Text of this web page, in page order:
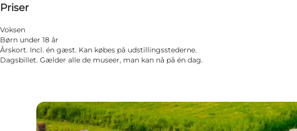
Priser
Voksen
Børn under 18 år
Årskort. Incl. én gæst. Kan købes på udstillingsstederne.
Dagsbillet. Gælder alle de museer, man kan nå på én dag.